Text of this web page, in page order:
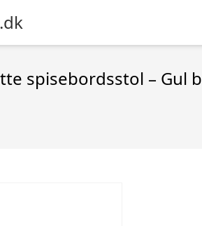
spisebordsstol –